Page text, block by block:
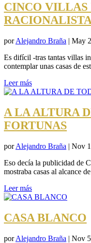
CINCO VILLAS
porAlejandro Braña | May
Es difícil -tras tantas villas
contemplar unas casas de
Leer más
A LA ALTURA
FORTUNAS
porAlejandro Braña | Nov
Eso decía la publicidad de
mostraba casas al alcance
Leer más
CASA BLANCO
porAlejandro Braña | Nov